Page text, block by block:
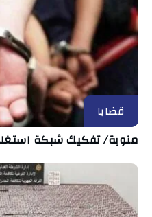
قضايا
منوبة/ تفكيك شبكة